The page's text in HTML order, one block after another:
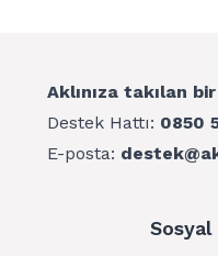
Aklınıza takılan
Destek Hattı: 0850
E-posta: